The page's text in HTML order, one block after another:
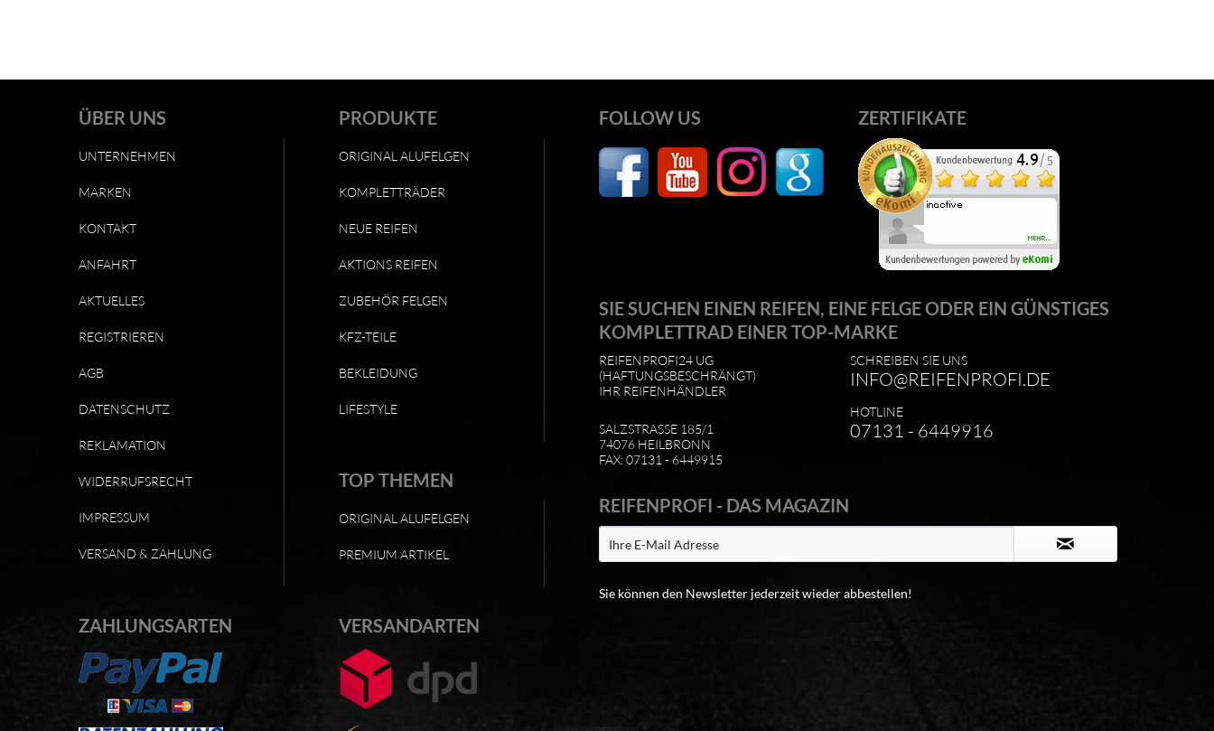
ÜBER UNS
UNTERNEHMEN
MARKEN
KONTAKT
ANFAHRT
AKTUELLES
REGISTRIEREN
AGB
DATENSCHUTZ
REKLAMATION
WIDERRUFSRECHT
IMPRESSUM
VERSAND & ZAHLUNG
PRODUKTE
ORIGINAL ALUFELGEN
KOMPLETTRÄDER
NEUE REIFEN
AKTIONS REIFEN
ZUBEHÖR FELGEN
KFZ-TEILE
BEKLEIDUNG
LIFESTYLE
TOP THEMEN
ORIGINAL ALUFELGEN
PREMIUM ARTIKEL
ZAHLUNGSARTEN VERSANDARTEN
FOLLOW US ZERTIFIKATE
SIE SUCHEN EINEN REIFEN, EINE FELGE ODER EIN GÜNSTIGES
KOMPLETTRAD EINER TOP-MARKE
REIFENPROFI24 UG
(HAFTUNGSBESCHRÄNGT)
IHR REIFENHÄNDLER
SALZSTRASSE 185/1
74076 HEILBRONN
FAX: 07131 - 6449915
SCHREIBEN SIE UNS
INFO@REIFENPROFI.DE
HOTLINE
07131 - 6449916
REIFENPROFI - DAS MAGAZIN
Sie können den Newsletter jederzeit wieder abbestellen!